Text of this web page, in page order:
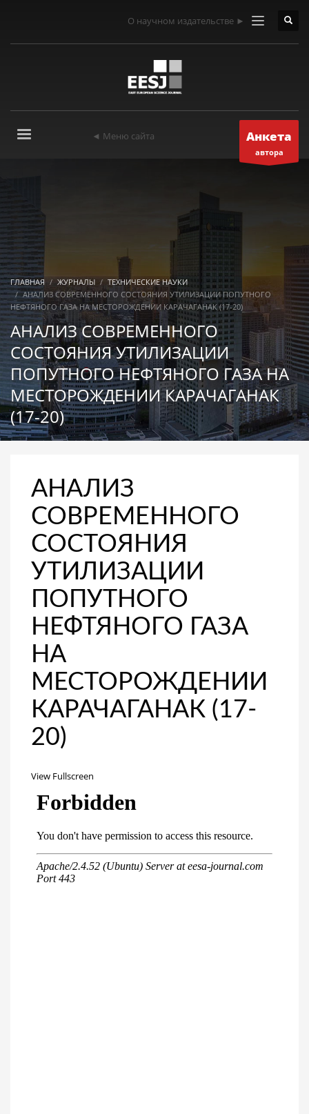
О научном издательстве ►
◄ Меню сайта Анкета
автора
ГЛАВНАЯ ЖУРНАЛЫ
ТЕХНИЧЕСКИЕ НАУКИ
АНАЛИЗ СОВРЕМЕННОГО СОСТОЯНИЯ УТИЛИЗАЦИИ ПОПУТНОГО
НЕФТЯНОГО ГАЗА НА МЕСТОРОЖДЕНИИ КАРАЧАГАНАК (17-20)
АНАЛИЗ СОВРЕМЕННОГО
СОСТОЯНИЯ УТИЛИЗАЦИИ
ПОПУТНОГО НЕФТЯНОГО ГАЗА НА
МЕСТОРОЖДЕНИИ КАРАЧАГАНАК
(17-20)
АНАЛИЗ
СОВРЕМЕННОГО
СОСТОЯНИЯ
УТИЛИЗАЦИИ
ПОПУТНОГО
НЕФТЯНОГО ГАЗА
НА
МЕСТОРОЖДЕНИИ
КАРАЧАГАНАК (17-
20)
View Fullscreen
PDF